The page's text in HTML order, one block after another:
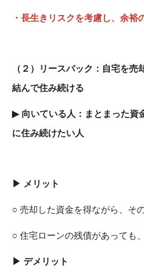
・長生きリスクを考慮し、余裕
（２）
リースバック：自宅を売
結んで住み続ける
▶ 向いている人：まとまった資
に住み続けたい人
▶ メリット
○ 売却した資金を得ながら、そ
○ 住宅ローンの残債があっても
▶ デメリット